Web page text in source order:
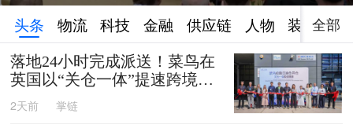
全部
头条 物流 科技 金融 供应链 人物 装备
落地24小时完成派送！菜鸟在
英国以“关仓一体”提速跨境时
效
2天前 掌链